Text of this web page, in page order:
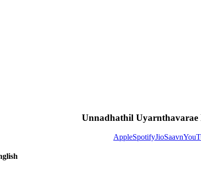
Unnadhathil Uyarnthavarae
AppleSpotifyJioSaavn